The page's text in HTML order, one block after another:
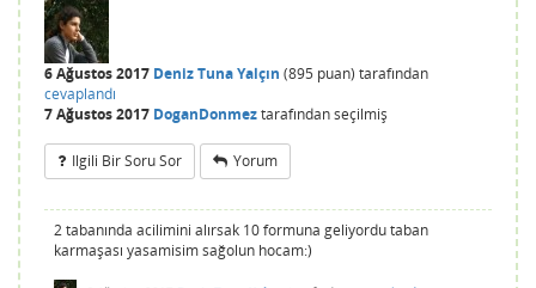
6 Ağustos 2017 Deniz Tuna Yalçın (895 puan) tarafından
cevaplandı
7 Ağustos 2017 DoganDonmeztarafındanseçilmiş
Ilgili Bir Soru Sor Yorum
2 tabanında acilimini alırsak 10 formuna geliyordu taban
karmaşası yasamisim sağolun hocam:)